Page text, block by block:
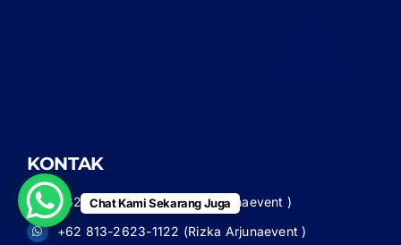
KONTAK
+62 859-3031-9671 (Lia Arjunaevent )
+62 813-2623-1122 (Rizka Arjunaevent )
Chat Kami Sekarang Juga